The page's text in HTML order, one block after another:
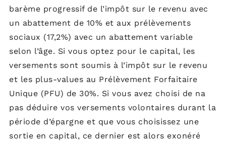
barème progressif de l’impôt sur le revenu avec
un abattement de 10% et aux prélèvements
sociaux (17,2%) avec un abattement variable
selon l’âge. Si vous optez pour le capital, les
versements sont soumis à l’impôt sur le revenu
et les plus-values au Prélèvement Forfaitaire
Unique (PFU) de 30%. Si vous avez choisi de na
pas déduire vos versements volontaires durant la
période d’épargne et que vous choisissez une
sortie en capital, ce dernier est alors exonéré